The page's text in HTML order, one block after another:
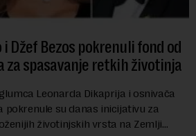
Džef Bezos pokrenuli fond od
za spasavanje retkih životinja
Leonarda Dikaprija i osnivača
pokrenule su danas inicijativu za
životinjskih vrsta na Zemlji